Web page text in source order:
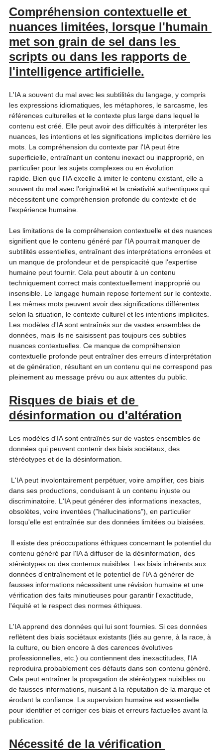
Compréhension contextuelle et
nuances limitées, lorsque l'humain
met son grain de sel dans les
scripts ou dans les rapports de
l'intelligence artificielle.
L'IA a souvent du mal avec les subtilités du langage, y compris
les expressions idiomatiques, les métaphores, le sarcasme, les
références culturelles et le contexte plus large dans lequel le
contenu est créé. Elle peut avoir des difficultés à interpréter les
nuances, les intentions et les significations implicites derrière les
mots. La compréhension du contexte par l'IA peut être
superficielle, entraînant un contenu inexact ou inapproprié, en
particulier pour les sujets complexes ou en évolution
rapide. Bien que l'IA excelle à imiter le contenu existant, elle a
souvent du mal avec l'originalité et la créativité authentiques qui
nécessitent une compréhension profonde du contexte et de
l'expérience humaine.
Les limitations de la compréhension contextuelle et des nuances
signifient que le contenu généré par l'IA pourrait manquer de
subtilités essentielles, entraînant des interprétations erronées et
un manque de profondeur et de perspicacité que l'expertise
humaine peut fournir. Cela peut aboutir à un contenu
techniquement correct mais contextuellement inapproprié ou
insensible. Le langage humain repose fortement sur le contexte.
Les mêmes mots peuvent avoir des significations différentes
selon la situation, le contexte culturel et les intentions implicites.
Les modèles d'IA sont entraînés sur de vastes ensembles de
données, mais ils ne saisissent pas toujours ces subtiles
nuances contextuelles. Ce manque de compréhension
contextuelle profonde peut entraîner des erreurs d'interprétation
et de génération, résultant en un contenu qui ne correspond pas
pleinement au message prévu ou aux attentes du public.
Risques de biais et de
désinformation ou d'altération
Les modèles d'IA sont entraînés sur de vastes ensembles de
données qui peuvent contenir des biais sociétaux, des
stéréotypes et de la désinformation.
L'IA peut involontairement perpétuer, voire amplifier, ces biais
dans ses productions, conduisant à un contenu injuste ou
discriminatoire. L'IA peut générer des informations inexactes,
obsolètes, voire inventées ("hallucinations"), en particulier
lorsqu'elle est entraînée sur des données limitées ou biaisées.
Il existe des préoccupations éthiques concernant le potentiel du
contenu généré par l'IA à diffuser de la désinformation, des
stéréotypes ou des contenus nuisibles. Les biais inhérents aux
données d'entraînement et le potentiel de l'IA à générer de
fausses informations nécessitent une révision humaine et une
vérification des faits minutieuses pour garantir l'exactitude,
l'équité et le respect des normes éthiques.
L'IA apprend des données qui lui sont fournies. Si ces données
reflètent des biais sociétaux existants (liés au genre, à la race, à
la culture, ou bien encore à des carences évolutives
professionnelles, etc.) ou contiennent des inexactitudes, l'IA
reproduira probablement ces défauts dans son contenu généré.
Cela peut entraîner la propagation de stéréotypes nuisibles ou
de fausses informations, nuisant à la réputation de la marque et
érodant la confiance. La supervision humaine est essentielle
pour identifier et corriger ces biais et erreurs factuelles avant la
publication.
Nécessité de la vérification